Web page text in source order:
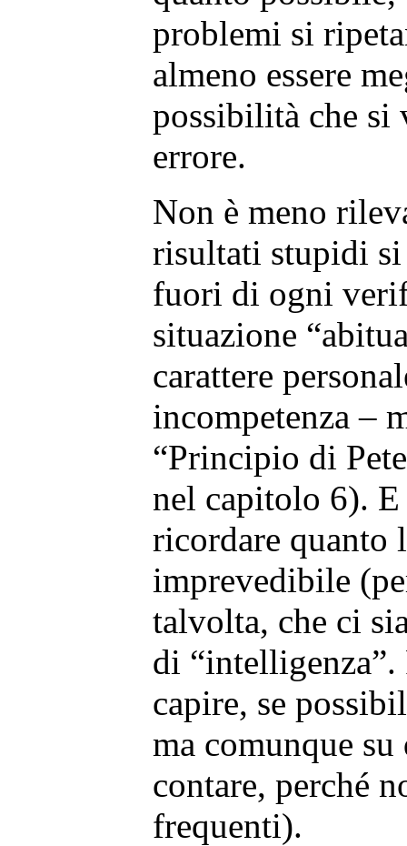
problemi si
almeno essere
possibilità che si
errore.
Non è meno
risultati stupidi
fuori di ogni
situazione
carattere
incompetenza –
“Principio di
nel capitolo 6).
ricordare quanto
imprevedibile
talvolta, che ci
di “intelligenza”.
capire, se
ma comunque
contare, perché
frequenti).